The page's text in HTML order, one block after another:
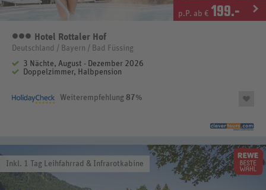
p.P. ab € 199.-
Hotel Rottaler Hof
Deutschland / Bayern / Bad Füssing
3 Nächte, August - Dezember 2026
Doppelzimmer, Halbpension
Weiterempfehlung 87%
Inkl. 1 Tag Leihfahrrad & Infrarotkabine